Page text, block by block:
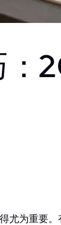
：
尤为重要